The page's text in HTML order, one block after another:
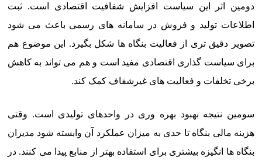
دومین اثر این سیاست افزایش شفافیت اقتصادی است. ثبت
اطلاعات تولید و فروش در سامانه های رسمی باعث می شود
تصویر دقیق تری از فعالیت بنگاه ها شکل بگیرد. این موضوع هم
برای سیاست گذاری اقتصادی مفید است و هم می تواند به کاهش
برخی تخلفات و فعالیت های غیرشفاف کمک کند.
سومین نتیجه بهبود بهره وری در واحدهای تولیدی است. وقتی
هزینه مالی بنگاه تا حدی به میزان عملکرد آن وابسته شود مدیران
بنگاه ها انگیزه بیشتری برای استفاده بهتر از منابع پیدا می کنند. در